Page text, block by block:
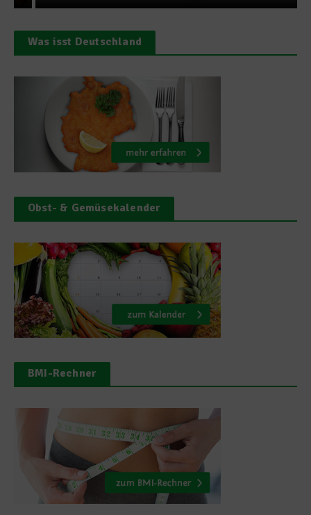
Was isst Deutschland
Obst- & Gemüsekalender
BMI-Rechner